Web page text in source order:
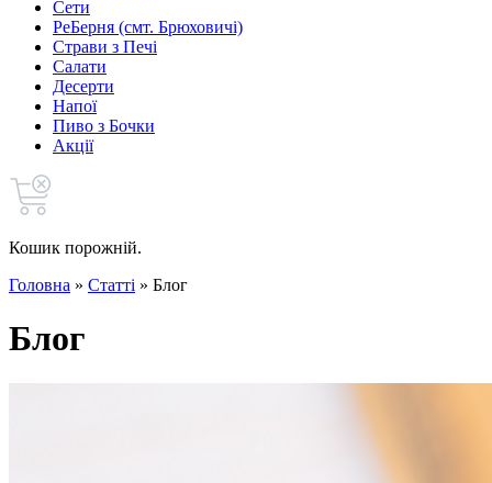
Сети
РеБерня (смт. Брюховичі)
Страви з Печі
Салати
Десерти
Напої
Пиво з Бочки
Акції
Кошик порожній.
Головна » Статті » Блог
Блог